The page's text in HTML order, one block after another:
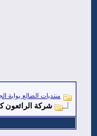
منتديات الضالع بوابة
شركة الرائعون